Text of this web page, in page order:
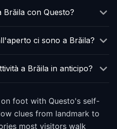
Brăila con Questo?
ci sono a Brăila?
a Brăila in anticipo?
on foot with Questo's self-
clues from landmark to
most visitors walk